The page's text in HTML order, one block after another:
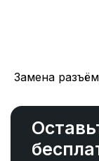
Замена